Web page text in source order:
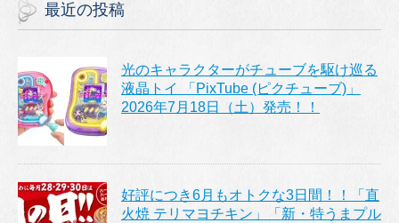
最近の投稿
光のキャラクターがチューブを駆け巡る
液晶トイ 「PixTube (ピクチューブ)」
2026年7月18日（土）発売！！
好評につき6月もオトクな3日間！！「直
火焼 テリマヨチキン」「新・特うまプル